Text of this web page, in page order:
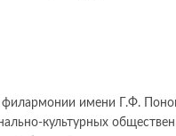
филармонии имени Г.Ф.
культурных